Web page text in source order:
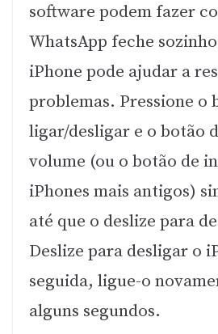
software podem fazer
WhatsApp feche
iPhone pode ajudar a
problemas. Pressione o
ligar/desligar e o botão
volume (ou o botão de
iPhones mais antigos)
até que o deslize para
Deslize para desligar o
seguida, ligue-o
alguns segundos.